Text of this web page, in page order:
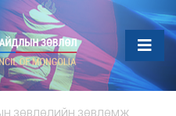
ЗӨВЛӨЛИЙН ЗӨВЛӨМЖ